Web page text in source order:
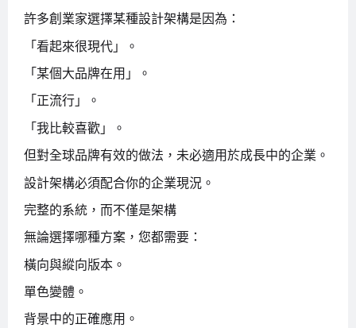
許多創業家選擇某種設計架構是因為：
「看起來很現代」。
「某個大品牌在用」。
「正流行」。
「我比較喜歡」。
但對全球品牌有效的做法，未必適用於成長中的企業。
設計架構必須配合你的企業現況。
完整的系統，而不僅是架構
無論選擇哪種方案，您都需要：
橫向與縱向版本。
單色變體。
背景中的正確應用。